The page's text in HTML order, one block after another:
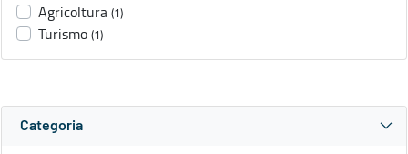
Agricoltura (1)
Turismo (1)
Categoria